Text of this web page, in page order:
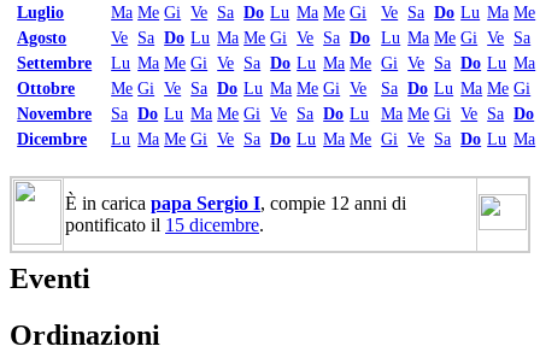
Luglio
Ma Me Gi Ve Sa Do Lu Ma Me Gi Ve Sa Do Lu Ma Me
Agosto
Ve Sa Do Lu Ma Me Gi Ve Sa Do Lu Ma Me Gi Ve Sa
Settembre
Lu Ma Me Gi Ve Sa Do Lu Ma Me Gi Ve Sa Do Lu Ma
Ottobre
Me Gi Ve Sa Do Lu Ma Me Gi Ve Sa Do Lu Ma Me Gi
Novembre
Sa Do Lu Ma Me Gi Ve Sa Do Lu Ma Me Gi Ve Sa Do
Dicembre
Lu Ma Me Gi Ve Sa Do Lu Ma Me Gi Ve Sa Do Lu Ma
È in carica papa Sergio I, compie 12 anni di
pontificato il 15 dicembre.
Eventi
Ordinazioni